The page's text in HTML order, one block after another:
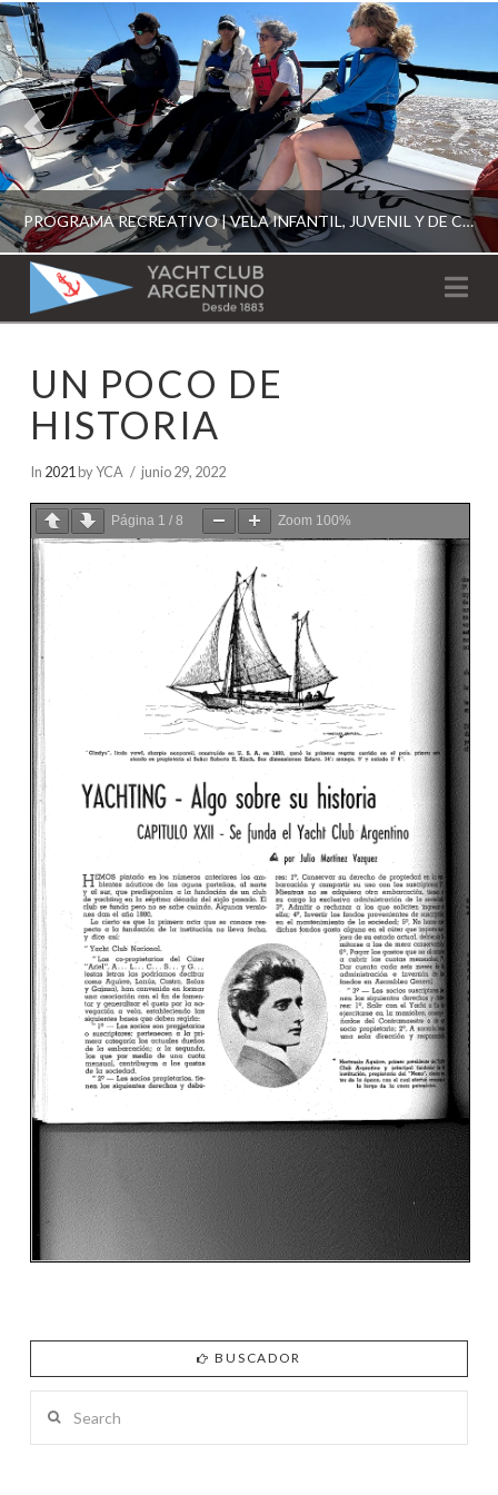
PROGRAMA RECREATIVO | VELA INFANTIL, JUVENIL Y DE CRUCERO 2026
ESCUELA RECREATIVA 2026
YACHT
CLUB
ARGENTINO
UN POCO DE
HISTORIA
In 2021 by YCA junio 29, 2022
Página 1 / 8 Zoom 100%
BUSCADOR